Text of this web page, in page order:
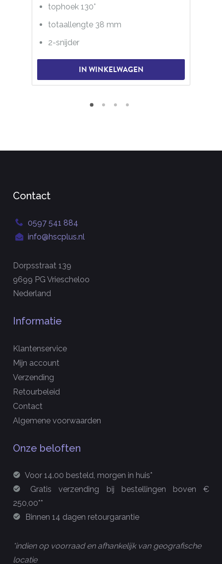
tophoek 130°
totaallengte 38 mm
2-snijder
IN WINKELWAGEN
Contact
0597 541 884
info@hscplus.nl
Dorpsstraat 139
9699 PG Vriescheloo
Nederland
Informatie
Klantenservice
Mijn account
Verzending
Retourbeleid
Contact
Algemene voorwaarden
Onze beloften
Voor 14.00 besteld, morgen in huis*
Gratis verzending bij bestellingen boven €
250,00**
Binnen 14 dagen retourgarantie
*indien op voorraad en afhankelijk van geografische
locatie